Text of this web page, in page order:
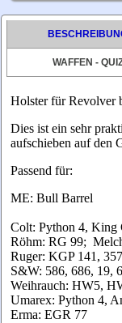
WAFFEN -
Holster für Revolver
Dies ist ein sehr
aufschieben auf den
Passend für:
ME: Bull Barrel
Colt: Python 4, King
Röhm: RG 99;
Ruger: KGP 141,
S&W: 586, 686, 19,
Weihrauch: HW5,
Umarex: Python 4,
Erma: EGR 77